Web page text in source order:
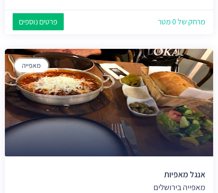
מרחק של 0 מטר פרטים נוספים
מאפייה
אנגל מאפיות
מאפייה בירושלים